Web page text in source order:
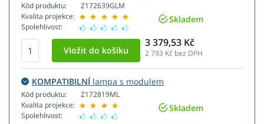
Kód produktu:
Kvalita projekce:
Spolehlivost:
Z172639GLM
Skladem
3 379,53 Kč
2 793 Kč bez DPH
KOMPATIBILNÍlampa s modulem
Kód produktu:
Kvalita projekce:
Spolehlivost:
Z172819ML
Skladem